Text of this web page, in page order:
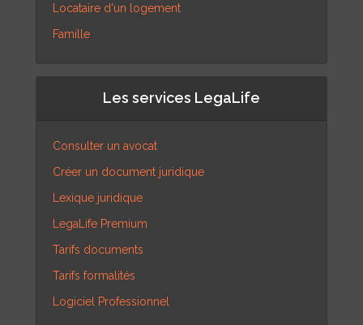
Locataire d'un logement
Famille
Les services LegaLife
Consulter un avocat
Créer un document juridique
Lexique juridique
LegaLife Premium
Tarifs documents
Tarifs formalités
Logiciel Professionnel